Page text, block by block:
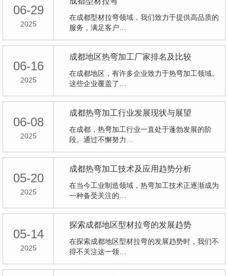
06-29
2025
在成都型材拉弯领域，我们致力于提供高品质的
服务，满足客户…
06-16
2025
成都地区热弯加工厂家排名及比较
在成都地区，有许多企业致力于热弯加工领域。
这些企业覆盖了…
06-08
2025
成都热弯加工行业发展现状与展望
在成都，热弯加工行业一直处于蓬勃发展的阶
段。通过不懈努力…
05-20
2025
成都热弯加工技术及应用趋势分析
在当今工业制造领域，热弯加工技术正逐渐成为
一种备受关注的…
05-14
2025
探索成都地区型材拉弯的发展趋势
在探索成都地区型材拉弯的发展趋势时，我们不
得不关注这一领…